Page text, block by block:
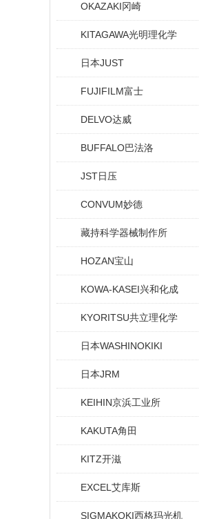
OKAZAKI冈崎
KITAGAWA光明理化学
日本JUST
FUJIFILM富士
DELVO达威
BUFFALO巴法洛
JST日压
CONVUM妙德
藏持科学器械制作所
HOZAN宝山
KOWA-KASEI兴和化成
KYORITSU共立理化学
日本WASHINOKIKI
日本JRM
KEIHIN京浜工业所
KAKUTA角田
KITZ开滋
EXCEL艾库斯
SIGMAKOKI西格玛光机